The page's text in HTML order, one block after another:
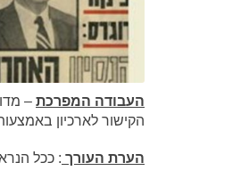
העבודה המפרכת –
הקישור לארכיון
הערת העורך : ככל